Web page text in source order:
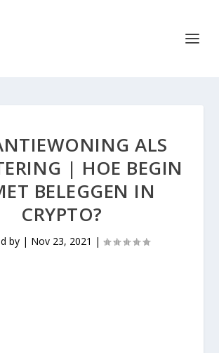
ALS
| HOE BEGIN
BELEGGEN IN
CRYPTO?
by | Nov 23, 2021 |